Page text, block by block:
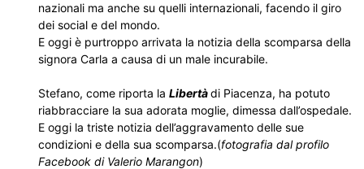
nazionali ma anche su quelli internazionali, facendo il giro
dei social e del mondo.
E oggi è purtroppo arrivata la notizia della scomparsa della
signora Carla a causa di un male incurabile.
Stefano, come riporta la Libertàdi Piacenza, ha potuto
riabbracciare la sua adorata moglie, dimessa dall’ospedale.
E oggi la triste notizia dell’aggravamento delle sue
condizioni e della sua scomparsa.(fotografia dal profilo
Facebook di Valerio Marangon)